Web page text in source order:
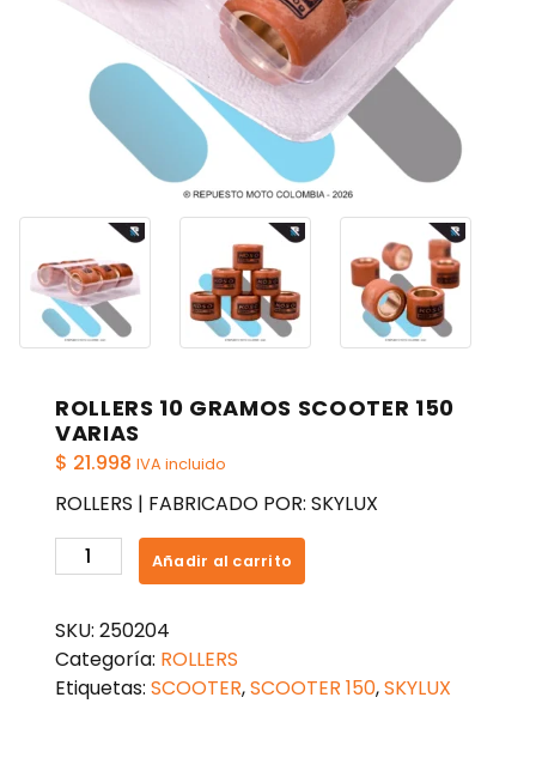
ROLLERS 10 GRAMOS SCOOTER 150
VARIAS
$ 21.998 IVA incluido
ROLLERS | FABRICADO POR: SKYLUX
ROLLERS
10
SCOOTER
150
VARIAS
Añadir al carrito
SKU: 250204
Categoría: ROLLERS
Etiquetas: SCOOTER,SCOOTER 150,SKYLUX